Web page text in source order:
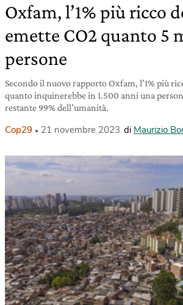
Oxfam, l’1% più ricco
emette CO2 quanto 5
persone
Secondo il nuovo rapporto Oxfam, l’1% più
quanto inquinerebbe in 1.500 anni una
restante 99% dell’umanità.
Cop29 21 novembre 2023 di Maurizio